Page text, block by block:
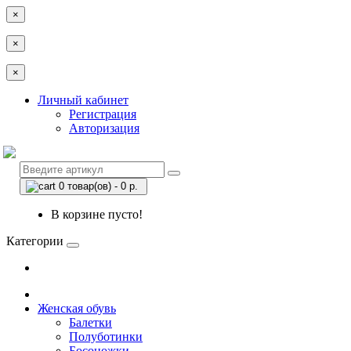
×
×
×
Личный кабинет
Регистрация
Авторизация
0 товар(ов) - 0 р.
В корзине пусто!
Категории
Женская обувь
Балетки
Полуботинки